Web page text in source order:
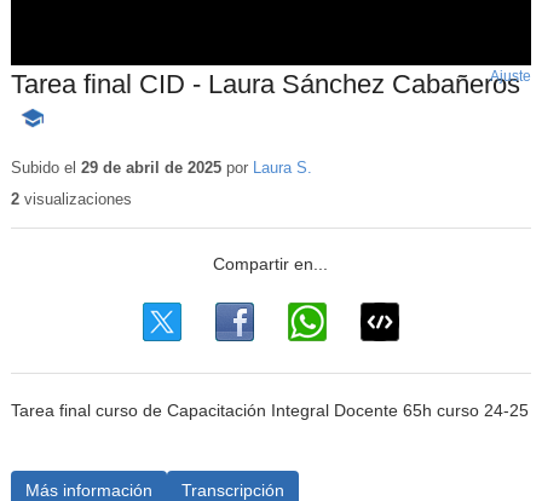
Tarea final CID - Laura Sánchez Cabañeros
-
educativo
Ajuste
Subido el 29 de abril de 2025por
Laura S.
2visualizaciones
Tarea final curso de Capacitación Integral Docente 65h curso 24-25
Más información Transcripción